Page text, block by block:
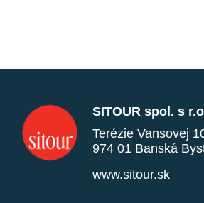
SITOUR spol. s
Terézie Vansovej
974 01 Banská
www.sitour.sk